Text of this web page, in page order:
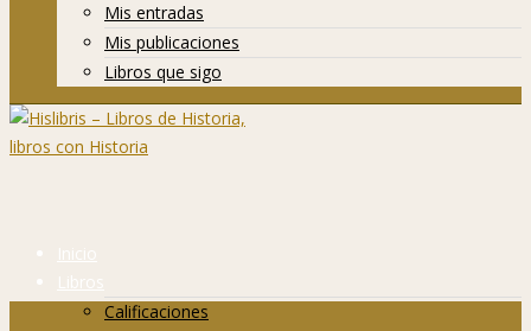
Mis entradas
Mis publicaciones
Libros que sigo
Inicio
Libros
Calificaciones